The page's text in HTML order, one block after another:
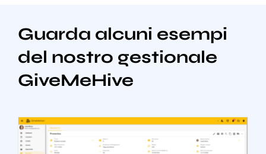
Guarda alcuni esempi
del nostro gestionale
GiveMeHive